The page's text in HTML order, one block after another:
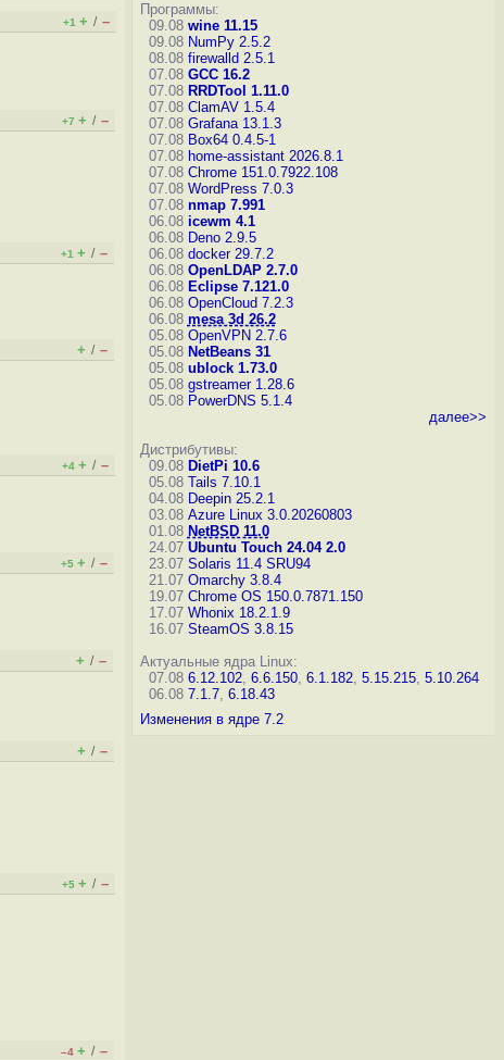
+1 + / –
+7 + / –
+1 + / –
+ / –
+4 + / –
+5 + / –
+ / –
+ / –
+5 + / –
–4 + / –
Программы:
09.08 wine 11.15
09.08 NumPy 2.5.2
08.08 firewalld 2.5.1
07.08 GCC 16.2
07.08 RRDTool 1.11.0
07.08 ClamAV 1.5.4
07.08 Grafana 13.1.3
07.08 Box64 0.4.5-1
07.08 home-assistant 2026.8.1
07.08 Chrome 151.0.7922.108
07.08 WordPress 7.0.3
07.08 nmap 7.991
06.08 icewm 4.1
06.08 Deno 2.9.5
06.08 docker 29.7.2
06.08 OpenLDAP 2.7.0
06.08 Eclipse 7.121.0
06.08 OpenCloud 7.2.3
06.08 mesa 3d 26.2
05.08 OpenVPN 2.7.6
05.08 NetBeans 31
05.08 ublock 1.73.0
05.08 gstreamer 1.28.6
05.08 PowerDNS 5.1.4
далее>>
Дистрибутивы:
09.08 DietPi 10.6
05.08 Tails 7.10.1
04.08 Deepin 25.2.1
03.08 Azure Linux 3.0.20260803
01.08 NetBSD 11.0
24.07 Ubuntu Touch 24.04 2.0
23.07 Solaris 11.4 SRU94
21.07 Omarchy 3.8.4
19.07 Chrome OS 150.0.7871.150
17.07 Whonix 18.2.1.9
16.07 SteamOS 3.8.15
Актуальные ядра Linux:
07.08 6.12.102, 6.6.150, 6.1.182, 5.15.215, 5.10.264
06.08 7.1.7, 6.18.43
Изменения в ядре 7.2